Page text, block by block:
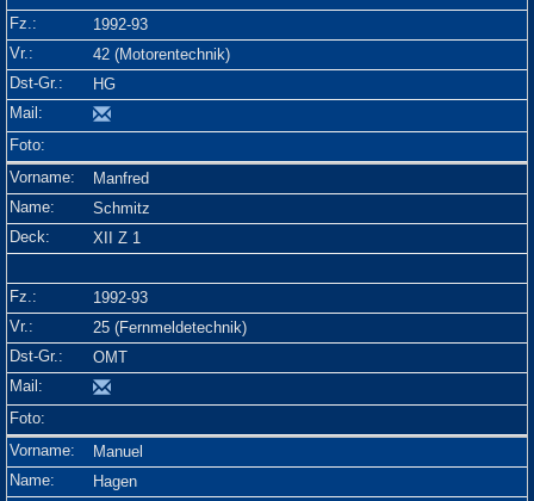
1992-93
42 (Motorentechnik)
HG
Manfred
Schmitz
XII Z 1
1992-93
25 (Fernmeldetechnik)
OMT
Manuel
Hagen